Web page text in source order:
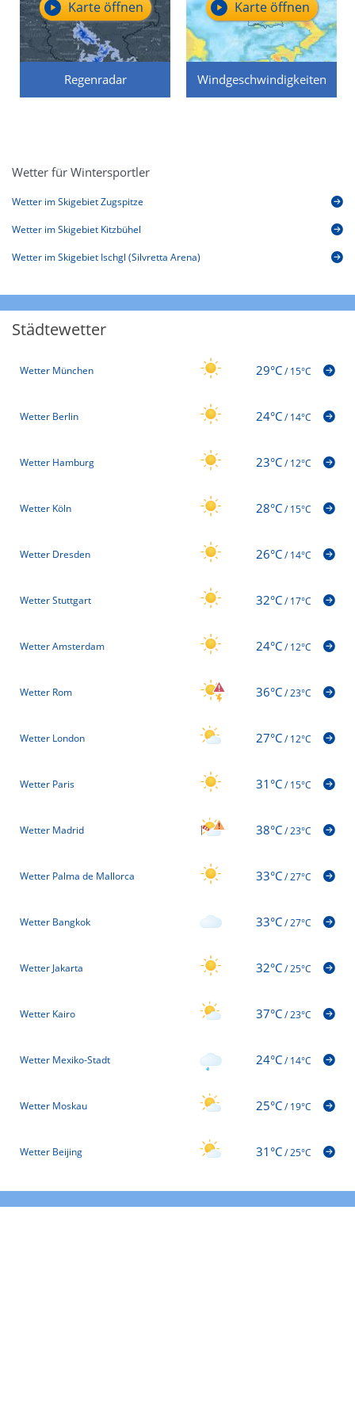
Regenradar
Karte öffnen
Windgeschwindigkeiten
Karte öffnen
Wetter für Wintersportler
Wetter im Skigebiet Zugspitze
Wetter im Skigebiet Kitzbühel
Wetter im Skigebiet Ischgl (Silvretta Arena)
Städtewetter
Wetter München 29°C/15°C
Wetter Berlin 24°C/14°C
Wetter Hamburg 23°C/12°C
Wetter Köln 28°C/15°C
Wetter Dresden 26°C/14°C
Wetter Stuttgart 32°C/17°C
Wetter Amsterdam 24°C/12°C
Wetter Rom 36°C/23°C
Wetter London 27°C/12°C
Wetter Paris 31°C/15°C
Wetter Madrid 38°C/23°C
Wetter Palma de Mallorca 33°C/27°C
Wetter Bangkok 33°C/27°C
Wetter Jakarta 32°C/25°C
Wetter Kairo 37°C/23°C
Wetter Mexiko-Stadt 24°C/14°C
Wetter Moskau 25°C/19°C
Wetter Beijing 31°C/25°C